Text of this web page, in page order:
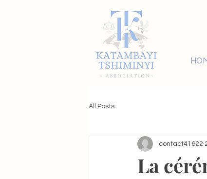
All Posts
La
contact41622